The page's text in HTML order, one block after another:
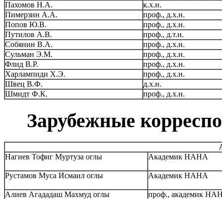
Пахомов Н.А.
к.х.н.
Пимерзин А.А.
проф., д.х.н.
Попов Ю.В.
проф., д.х.н.
Путилов А.В.
проф., д.т.н.
Собянин В.А.
проф., д.х.н.
Сульман Э.М.
проф., д.х.н.
Флид В.Р.
проф., д.х.н.
Харлампиди Х.Э.
проф., д.х.н.
Швец В.Ф.
д.х.н.
Шмидт Ф.К.
проф., д.х.н.
Зарубежные
Нагиев Тофиг Муртуза оглы
Академик НАНА
Рустамов Муса Исмаил оглы Академик НАНА
Алиев Агададаш Махмуд оглы проф., академик